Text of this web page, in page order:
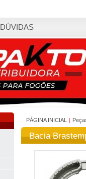
DÚVIDAS
PÁGINA INICIAL |
Bacia